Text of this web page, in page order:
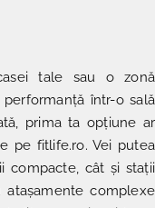
tale sau o zonă
într-o sală
prima ta opțiune ar
pe fitlife.ro. Vei putea
compacte, cât și stații
complexe